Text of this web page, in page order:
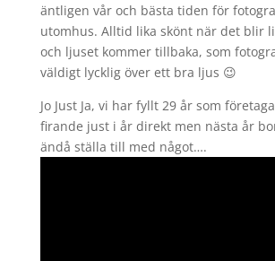
äntligen vår och bästa tiden för
utomhus. Alltid lika skönt när det blir
och ljuset kommer tillbaka, som
väldigt lycklig över ett bra ljus 😉
Jo Just Ja, vi har fyllt 29 år som
firande just i år direkt men nästa år
ändå ställa till med något….